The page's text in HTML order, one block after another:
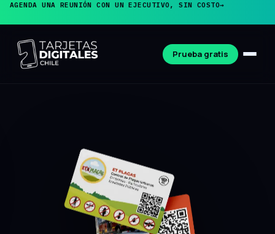
AGENDA UNA REUNIÓN CON UN EJECUTIVO, SIN COSTO→
Prueba gratis